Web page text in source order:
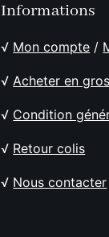
Informations
√ Mon compte /
√Acheter en
√ Condition
√ Retour colis
√ Nous contacter